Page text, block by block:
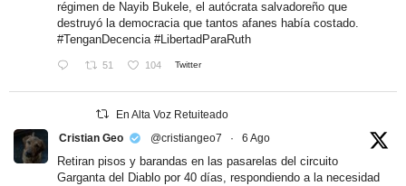
régimen de Nayib Bukele, el autócrata salvadoreño que
destruyó la democracia que tantos afanes había costado.
#TenganDecencia #LibertadParaRuth
51 104 Twitter
En Alta Voz Retuiteado
Cristian Geo
@cristiangeo7 · 6 Ago
Retiran pisos y barandas en las pasarelas del circuito
Garganta del Diablo por 40 días, respondiendo a la necesidad